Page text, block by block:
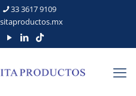
33 3617 9109